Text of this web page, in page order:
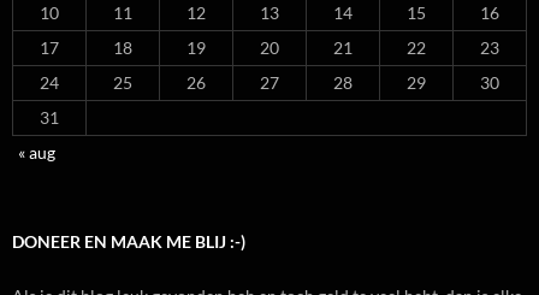
10
11 12 13 14 15
16
17
18 19 20 21 22
23
24
25 26 27 28 29
30
31
« aug
DONEER EN MAAK ME BLIJ :-)